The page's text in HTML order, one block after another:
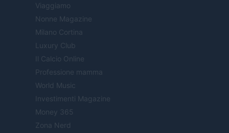
Viaggiamo
Nonne Magazine
Milano Cortina
Luxury Club
Il Calcio Online
Professione mamma
World Music
Investimenti Magazine
Money 365
Zona Nerd